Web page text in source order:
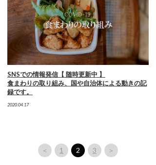
SNSでの情報発信【 随時更新中 】
食まわりの取り組み、国や自治体による動きの記
録です。
2020.04.17
＜ 1 2 3 ＞